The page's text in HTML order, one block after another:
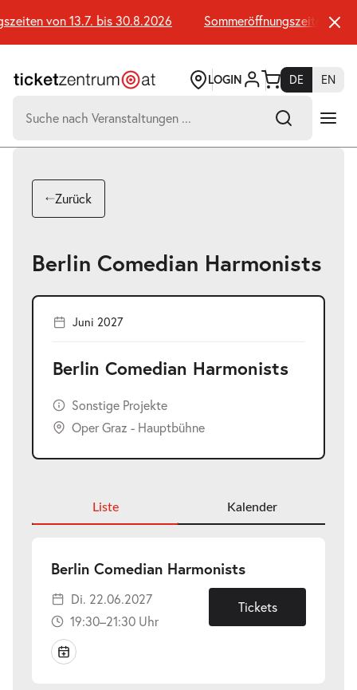
Seiteninhalt
springen
von 13.7. bis 30.8.2026 Sommeröffnungszeiten von
LOGIN DE
EN
nach:
Suchtreffer:
Zurück
Berlin Comedian Harmonists
Juni 2027
Berlin Comedian Harmonists
Sonstige Projekte
Oper Graz - Hauptbühne
Liste Kalender
Berlin Comedian Harmonists-
Di.
22.06.2027
Di. 22.06.2027
19:30–21:30 Uhr
Tickets